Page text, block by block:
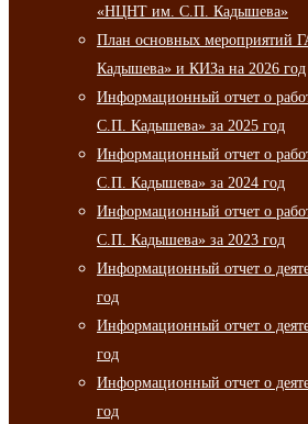
«НЦНТ им. С.П. Кадышева»
План основных
Кадышева» и КИЗа на 2026 год
Информационный отчет о
С.П. Кадышева» за 2025 год
Информационный отчет о
С.П. Кадышева» за 2024 год
Информационный отчет о
С.П. Кадышева» за 2023 год
Информационный отчет о
год
Информационный отчет о
год
Информационный отчет о
год